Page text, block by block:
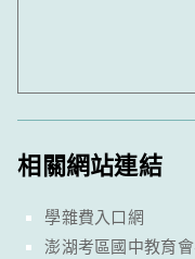
相關網站連結
學雜費入口網
澎湖考區國中教育